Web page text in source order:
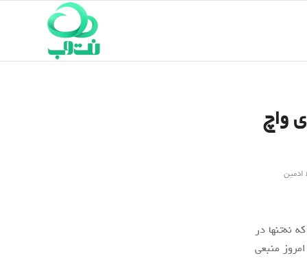
واچ
ادمین
نه‌تنها در
منبعی